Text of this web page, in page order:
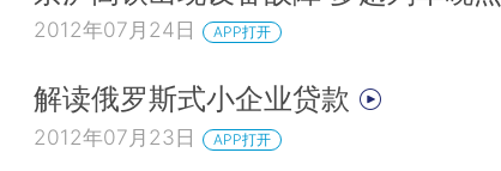
2012年07月24日 APP打开
解读俄罗斯式小企业贷款
2012年07月23日 APP打开